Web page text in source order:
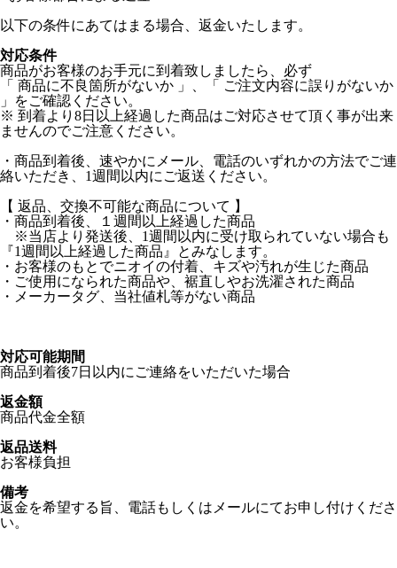
以下の条件にあてはまる場合、返金いたします。
対応条件
商品がお客様のお手元に到着致しましたら、必ず
「 商品に不良箇所がないか 」、「 ご注文内容に誤りがないか
」をご確認ください。
※ 到着より8日以上経過した商品はご対応させて頂く事が出来
ませんのでご注意ください。
・商品到着後、速やかにメール、電話のいずれかの方法でご連
絡いただき、1週間以内にご返送ください。
【 返品、交換不可能な商品について 】
・商品到着後、１週間以上経過した商品
※当店より発送後、1週間以内に受け取られていない場合も
『1週間以上経過した商品』とみなします。
・お客様のもとでニオイの付着、キズや汚れが生じた商品
・ご使用になられた商品や、裾直しやお洗濯された商品
・メーカータグ、当社値札等がない商品
対応可能期間
商品到着後7日以内にご連絡をいただいた場合
返金額
商品代金全額
返品送料
お客様負担
備考
返金を希望する旨、電話もしくはメールにてお申し付けくださ
い。